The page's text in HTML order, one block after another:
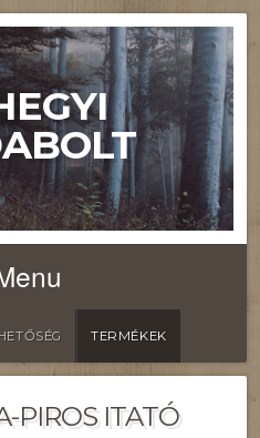
TERMÉKEK
PIROS ITATÓ